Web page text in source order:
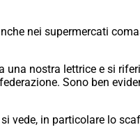
nei supermercati
una nostra lettrice e si
Sono ben
vede, in particolare lo